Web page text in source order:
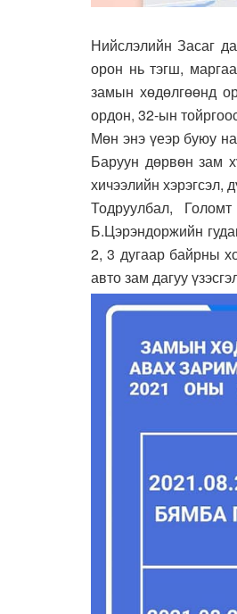
Нийслэлийн Засаг
орон нь тэгш,
замын хөдөлгөөнд
ордон, 32-ын
Мөн энэ үеэр буюу
Баруун дөрвөн зам
хичээлийн хэрэгсэл,
Тодруулбал,
Б.Цэрэндоржийн
2, 3 дугаар байрны
авто зам дагуу